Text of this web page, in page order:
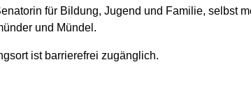
für Bildung, Jugend und Familie, selbst
und Mündel.
ist barrierefrei zugänglich.